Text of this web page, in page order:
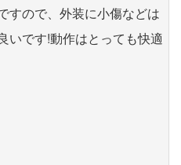
すので、外装に小傷などは
いです!動作はとっても快適